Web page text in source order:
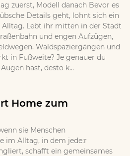
zuerst, Modell danach Bevor es
Details geht, lohnt sich ein
Lebt ihr mitten in der Stadt
und engen Aufzügen,
Waldspaziergängen und
in Fußweite? Je genauer du
hast, desto k...
Home zum
sie Menschen
im Alltag, in dem jede:r
schafft ein gemeinsames